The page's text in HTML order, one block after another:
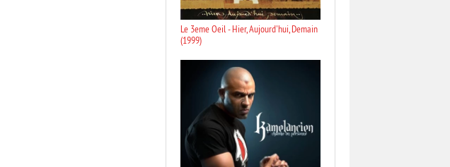
Le 3eme Oeil - Hier, Aujourd'hui, Demain
(1999)